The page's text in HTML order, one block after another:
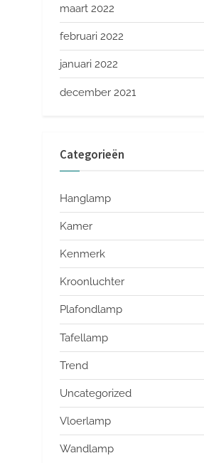
maart 2022
februari 2022
januari 2022
december 2021
Categorieën
Hanglamp
Kamer
Kenmerk
Kroonluchter
Plafondlamp
Tafellamp
Trend
Uncategorized
Vloerlamp
Wandlamp